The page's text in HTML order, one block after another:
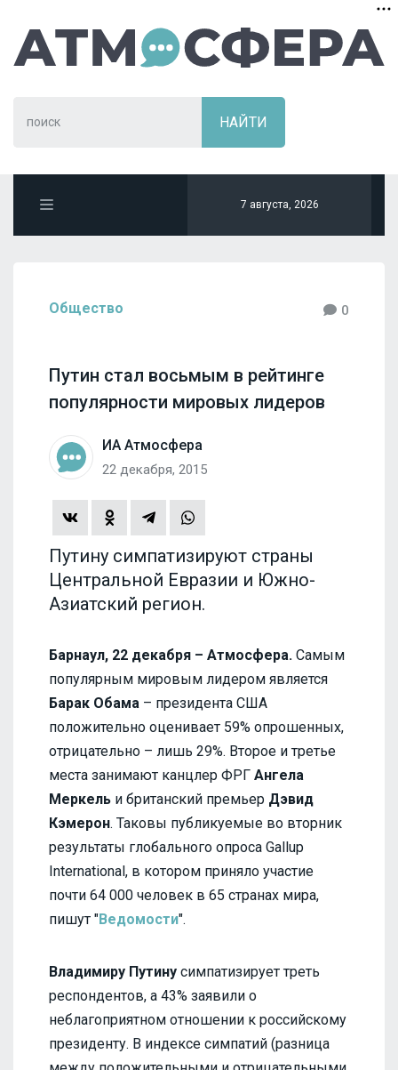
7 августа, 2026
Общество 0
Путин стал восьмым в рейтинге
популярности мировых лидеров
ИА Атмосфера
22 декабря, 2015
Путину симпатизируют страны
Центральной Евразии и Южно-
Азиатский регион.
Барнаул, 22 декабря – Атмосфера. Самым
популярным мировым лидером является
Барак Обама – президента США
положительно оценивает 59% опрошенных,
отрицательно – лишь 29%. Второе и третье
места занимают канцлер ФРГ Ангела
Меркель и британский премьер Дэвид
Кэмерон. Таковы публикуемые во вторник
результаты глобального опроса Gallup
International, в котором приняло участие
почти 64 000 человек в 65 странах мира,
пишут "Ведомости".
Владимиру Путину симпатизирует треть
респондентов, а 43% заявили о
неблагоприятном отношении к российскому
президенту. В индексе симпатий (разница